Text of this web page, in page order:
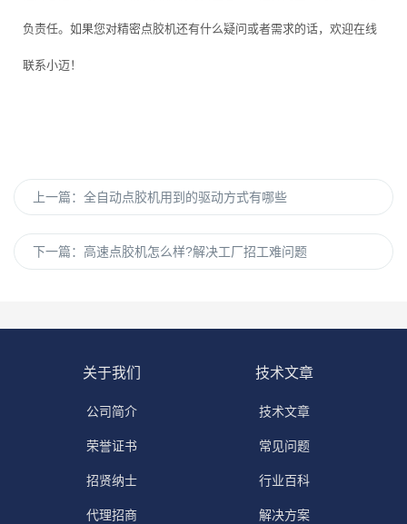
负责任。如果您对精密点胶机还有什么疑问或者需求的话，欢迎在线
联系小迈！
上一篇： 全自动点胶机用到的驱动方式有哪些
下一篇： 高速点胶机怎么样?解决工厂招工难问题
关于我们
公司简介
荣誉证书
招贤纳士
代理招商
技术文章
技术文章
常见问题
行业百科
解决方案